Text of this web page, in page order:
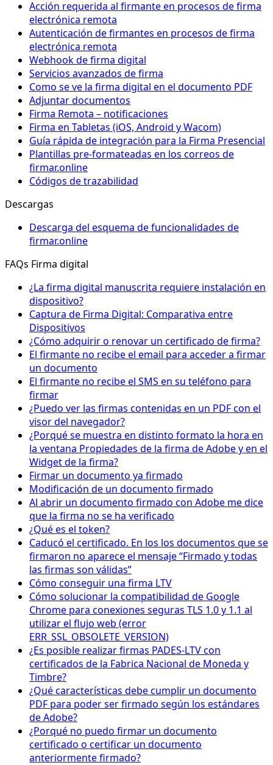
Acción requerida al firmante en procesos de firma
electrónica remota
Autenticación de firmantes en procesos de firma
electrónica remota
Webhook de firma digital
Servicios avanzados de firma
Como se ve la firma digital en el documento PDF
Adjuntar documentos
Firma Remota – notificaciones
Firma en Tabletas (iOS, Android y Wacom)
Guía rápida de integración para la Firma Presencial
Plantillas pre-formateadas en los correos de
firmar.online
Códigos de trazabilidad
Descargas
Descarga del esquema de funcionalidades de
firmar.online
FAQs Firma digital
¿La firma digital manuscrita requiere instalación en
dispositivo?
Captura de Firma Digital: Comparativa entre
Dispositivos
¿Cómo adquirir o renovar un certificado de firma?
El firmante no recibe el email para acceder a firmar
un documento
El firmante no recibe el SMS en su teléfono para
firmar
¿Puedo ver las firmas contenidas en un PDF con el
visor del navegador?
¿Porqué se muestra en distinto formato la hora en
la ventana Propiedades de la firma de Adobe y en el
Widget de la firma?
Firmar un documento ya firmado
Modificación de un documento firmado
Al abrir un documento firmado con Adobe me dice
que la firma no se ha verificado
¿Qué es el token?
Caducó el certificado. En los los documentos que se
firmaron no aparece el mensaje “Firmado y todas
las firmas son válidas”
Cómo conseguir una firma LTV
Cómo solucionar la compatibilidad de Google
Chrome para conexiones seguras TLS 1.0 y 1.1 al
utilizar el flujo web (error
ERR_SSL_OBSOLETE_VERSION)
¿Es posible realizar firmas PADES-LTV con
certificados de la Fabrica Nacional de Moneda y
Timbre?
¿Qué características debe cumplir un documento
PDF para poder ser firmado según los estándares
de Adobe?
¿Porqué no puedo firmar un documento
certificado o certificar un documento
anteriormente firmado?